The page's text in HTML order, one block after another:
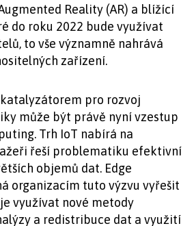
Reality (AR) a blížící
do roku 2022 bude využívat
to vše významně nahrává
zařízení.
pro rozvoj
může být právě nyní vzestup
Trh IoT nabírá na
řeší problematiku efektivní
objemů dat. Edge
organizacím tuto výzvu vyřešit
využívat nové metody
a redistribuce dat a využití